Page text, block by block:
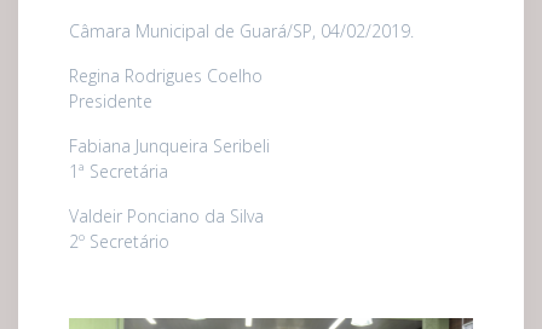
Câmara Municipal de Guará/SP, 04/02/2019.
Regina Rodrigues Coelho
Presidente
Fabiana Junqueira Seribeli
1ª Secretária
Valdeir Ponciano da Silva
2º Secretário